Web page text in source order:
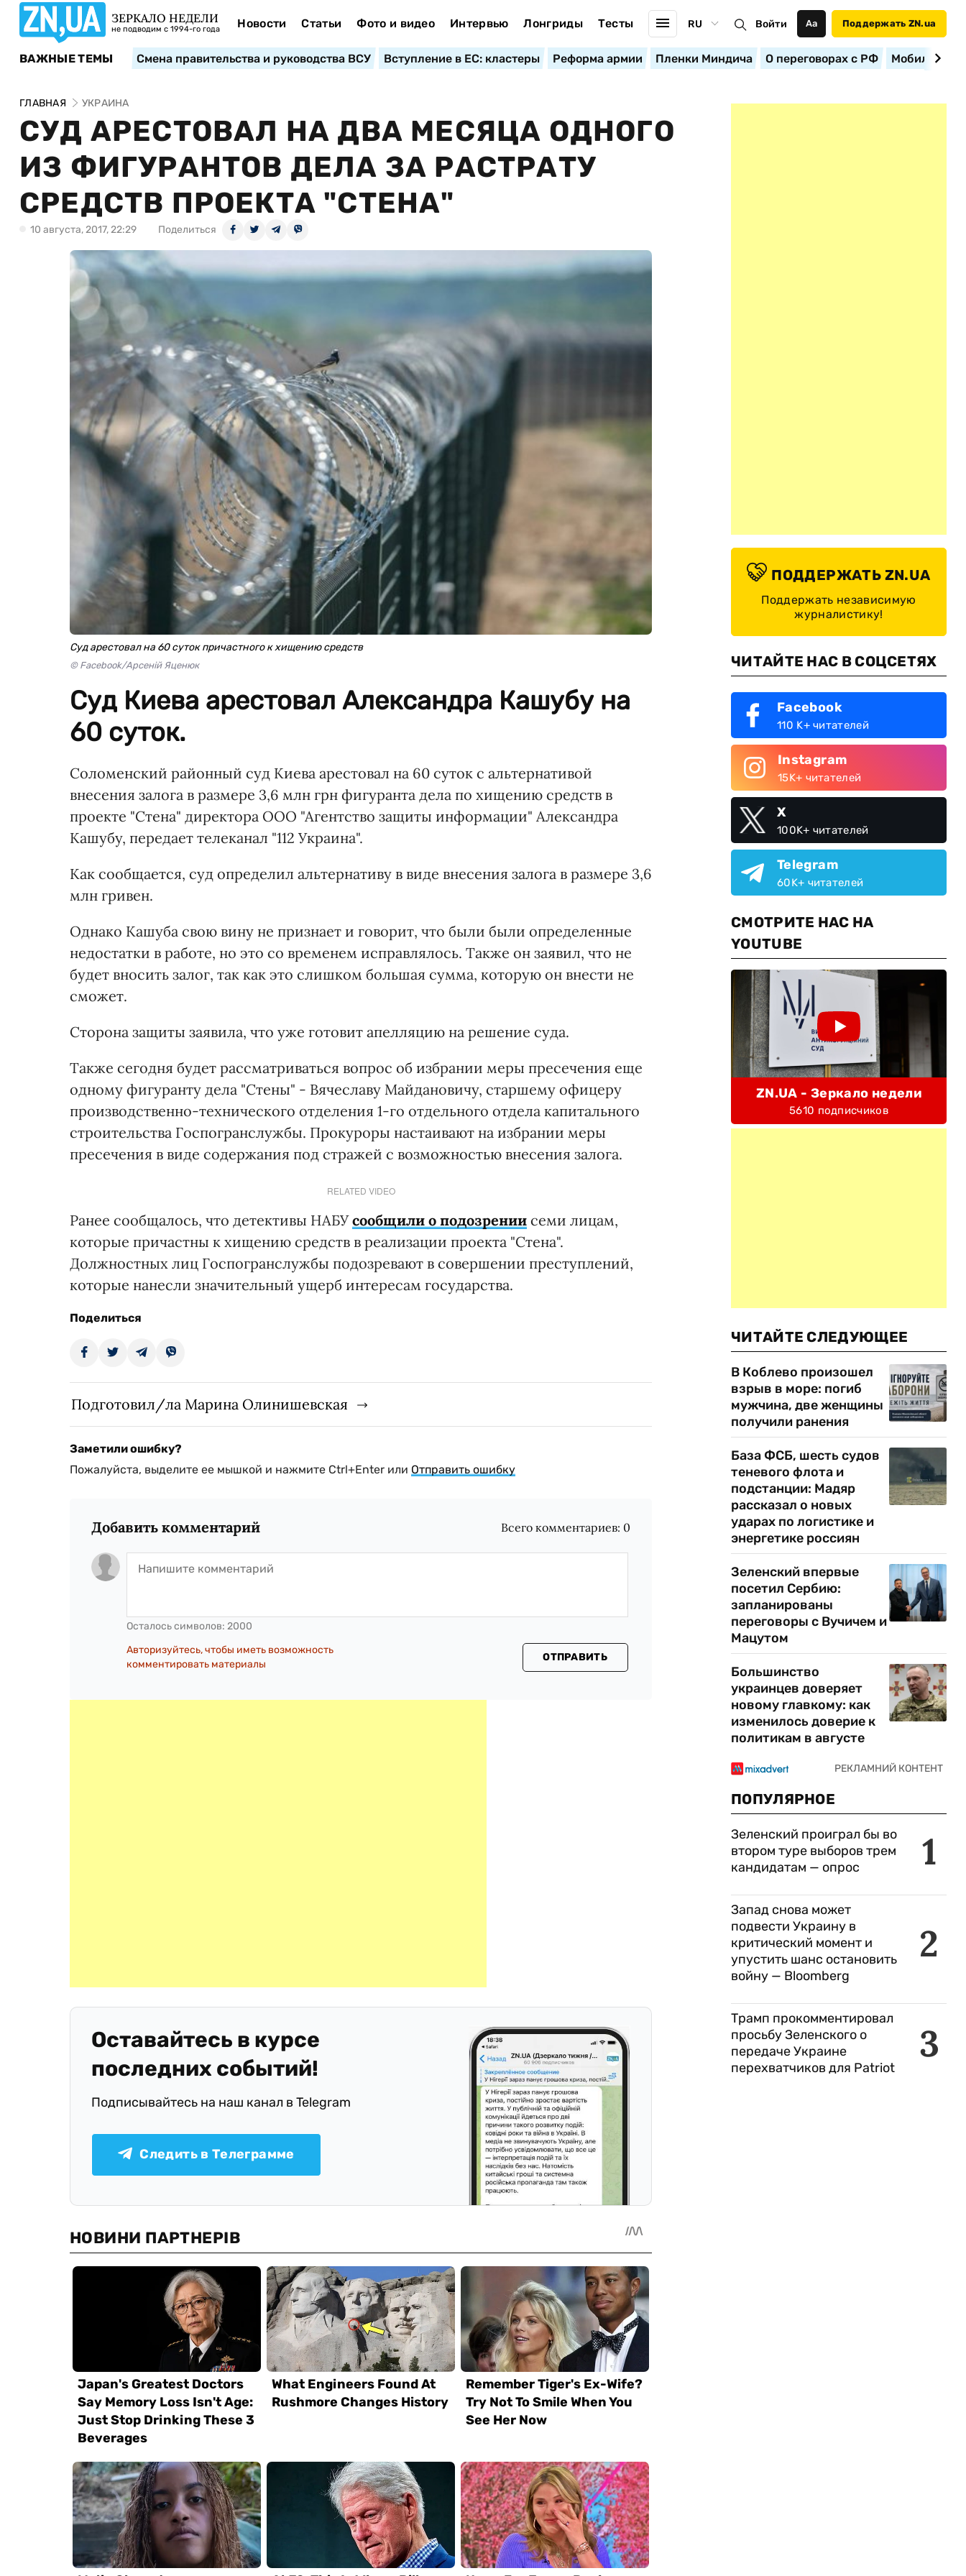
ЗЕРКАЛО НЕДЕЛИ
не подводим с 1994-го года Новости Статьи Фото и видео Интервью Лонгриды Тесты RU Войти Аа Поддержать ZN.ua
ВАЖНЫЕ ТЕМЫ Смена правительства и руководства ВСУ Вступление в ЕС: кластеры Реформа армии Пленки Миндича О переговорах с РФ
ГЛАВНАЯ УКРАИНА
СУД АРЕСТОВАЛ НА ДВА МЕСЯЦА ОДНОГО
ИЗ ФИГУРАНТОВ ДЕЛА ЗА РАСТРАТУ
СРЕДСТВ ПРОЕКТА "СТЕНА"
10 августа, 2017, 22:29 Поделиться
Суд арестовал на 60 суток причастного к хищению средств
© Facebook/Арсеній Яценюк
Cуд Киева арестовал Александра Кашубу на
60 суток.
Соломенский районный суд Киева арестовал на 60 суток с альтернативой
внесения залога в размере 3,6 млн грн фигуранта дела по хищению средств в
проекте "Стена" директора ООО "Агентство защиты информации" Александра
Кашубу, передает телеканал "112 Украина".
Как сообщается, суд определил альтернативу в виде внесения залога в размере 3,6
млн гривен.
Однако Кашуба свою вину не признает и говорит, что были были определенные
недостатки в работе, но это со временем исправлялось. Также он заявил, что не
будет вносить залог, так как это слишком большая сумма, которую он внести не
сможет.
Сторона защиты заявила, что уже готовит апелляцию на решение суда.
Также сегодня будет рассматриваться вопрос об избрании меры пресечения еще
одному фигуранту дела "Стены" - Вячеславу Майдановичу, старшему офицеру
производственно-технического отделения 1-го отдельного отдела капитального
строительства Госпогранслужбы. Прокуроры настаивают на избрании меры
пресечения в виде содержания под стражей с возможностью внесения залога.
RELATED VIDEO
Ранее сообщалось, что детективы НАБУ сообщили о подозрении семи лицам,
которые причастны к хищению средств в реализации проекта "Стена".
Должностных лиц Госпогранслужбы подозревают в совершении преступлений,
которые нанесли значительный ущерб интересам государства.
Поделиться
Подготовил/ла Марина Олинишевская
Заметили ошибку?
Пожалуйста, выделите ее мышкой и нажмите Ctrl+Enter или Отправить ошибку
Добавить комментарий Всего комментариев: 0
Осталось символов: 2000
Авторизуйтесь, чтобы иметь возможность
комментировать материалы
ОТПРАВИТЬ
Оставайтесь в курсе
последних событий!
Подписывайтесь на наш канал в Telegram
Следить в Телеграмме
ПОДДЕРЖАТЬ ZN.UA
Поддержать независимую
журналистику!
ЧИТАЙТЕ НАС В СОЦСЕТЯХ
Facebook
110 K+ читателей
Instagram
15K+ читателей
X
100K+ читателей
Telegram
60K+ читателей
СМОТРИТЕ НАС НА
YOUTUBE
ZN.UA - Зеркало недели
5610 подписчиков
ЧИТАЙТЕ СЛЕДУЮЩЕЕ
В Коблево произошел
взрыв в море: погиб
мужчина, две женщины
получили ранения
База ФСБ, шесть судов
теневого флота и
подстанции: Мадяр
рассказал о новых
ударах по логистике и
энергетике россиян
Зеленский впервые
посетил Сербию:
запланированы
переговоры с Вучичем и
Мацутом
Большинство
украинцев доверяет
новому главкому: как
изменилось доверие к
политикам в августе
ПОПУЛЯРНОЕ
1
Зеленский проиграл бы во
втором туре выборов трем
кандидатам — опрос
2
Запад снова может
подвести Украину в
критический момент и
упустить шанс остановить
войну — Bloomberg
3
Трамп прокомментировал
просьбу Зеленского о
передаче Украине
перехватчиков для Patriot